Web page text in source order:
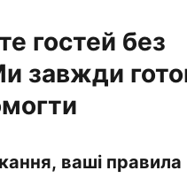
гостей без
завжди
ваші правила